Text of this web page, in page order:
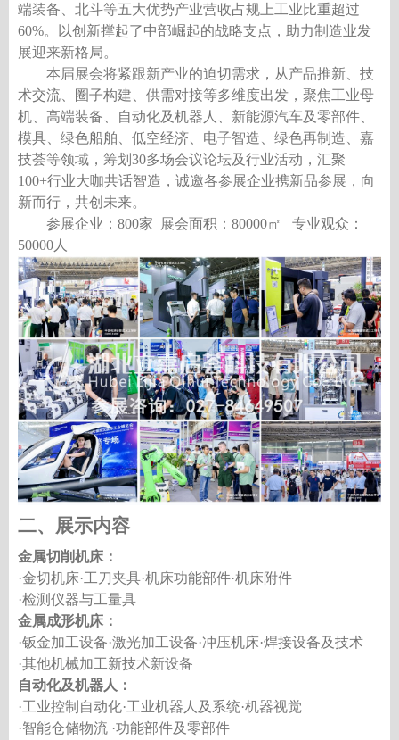
端装备、北斗等五大优势产业营收占规上工业比重超过
60%。以创新撑起了中部崛起的战略支点，助力制造业发
展迎来新格局。
本届展会将紧跟新产业的迫切需求，从产品推新、技
术交流、圈子构建、供需对接等多维度出发，聚焦工业母
机、高端装备、自动化及机器人、新能源汽车及零部件、
模具、绿色船舶、低空经济、电子智造、绿色再制造、嘉
技荟等领域，筹划 30多场会议论坛及行业活动，汇聚
100+行业大咖共话智造，诚邀各参展企业携新品参展，向
新而行，共创未来。
参展企业： 800家 展会面积： 80000㎡
专业观众：
50000 人
二、展示内容
金属切削机床：
·金切机床·工刀夹具·机床功能部件·机床附件
·检测仪器与工量具
金属成形机床：
·钣金加工设备·激光加工设备·冲压机床·焊接设备及技术
·其他机械加工新技术新设备
自动化及机器人：
·工业控制自动化·工业机器人及系统·机器视觉
·智能仓储物流 ·功能部件及零部件